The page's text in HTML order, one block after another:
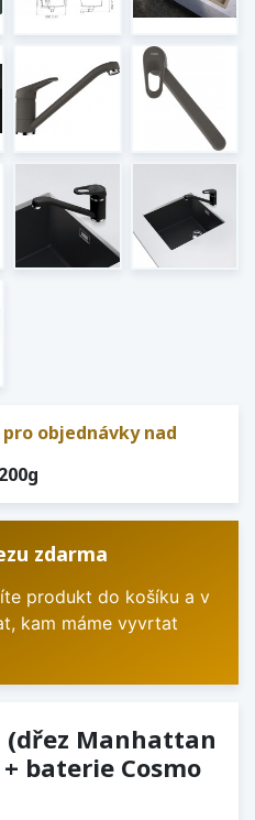
objednávky nad
zdarma
produkt do košíku a v
kam máme vyvrtat
(dřez Manhattan
baterie Cosmo